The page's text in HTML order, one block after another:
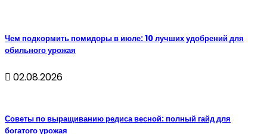
Чем подкормить помидоры в июле: 10 лучших удобрений для
обильного урожая
02.08.2026
Советы по выращиванию редиса весной: полный гайд для
богатого урожая